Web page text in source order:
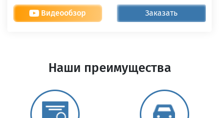
Видеообзор Заказать
Наши преимущества